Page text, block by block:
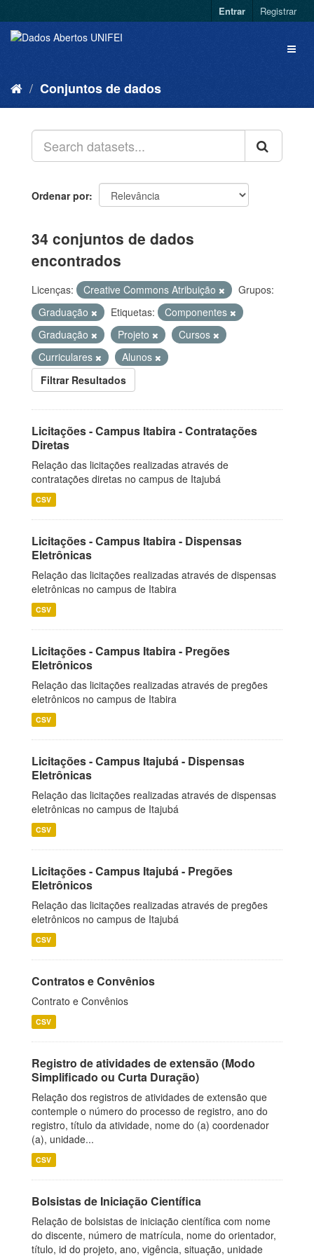
Entrar Registrar
Conjuntos de dados
Ordenar por
34 conjuntos de dados
encontrados
Licenças: Creative Commons Atribuição
Grupos:
Graduação
Etiquetas:
Componentes
Graduação
Projeto
Cursos
Curriculares
Alunos
Filtrar Resultados
Licitações - Campus Itabira - Contratações
Diretas
Relação das licitações realizadas através de
contratações diretas no campus de Itajubá
CSV
Licitações - Campus Itabira - Dispensas
Eletrônicas
Relação das licitações realizadas através de dispensas
eletrônicas no campus de Itabira
CSV
Licitações - Campus Itabira - Pregões
Eletrônicos
Relação das licitações realizadas através de pregões
eletrônicos no campus de Itabira
CSV
Licitações - Campus Itajubá - Dispensas
Eletrônicas
Relação das licitações realizadas através de dispensas
eletrônicas no campus de Itajubá
CSV
Licitações - Campus Itajubá - Pregões
Eletrônicos
Relação das licitações realizadas através de pregões
eletrônicos no campus de Itajubá
CSV
Contratos e Convênios
Contrato e Convênios
CSV
Registro de atividades de extensão (Modo
Simplificado ou Curta Duração)
Relação dos registros de atividades de extensão que
contemple o número do processo de registro, ano do
registro, título da atividade, nome do (a) coordenador
(a), unidade...
CSV
Bolsistas de Iniciação Científica
Relação de bolsistas de iniciação científica com nome
do discente, número de matrícula, nome do orientador,
título, id do projeto, ano, vigência, situação, unidade